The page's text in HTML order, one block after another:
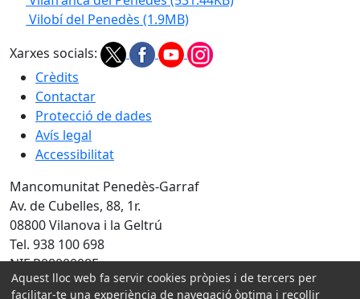
Vilobí del Penedès (1.9MB)
Xarxes socials:
Crèdits
Contactar
Protecció de dades
Avís legal
Accessibilitat
Mancomunitat Penedès-Garraf
Av. de Cubelles, 88, 1r.
08800 Vilanova i la Geltrú
Tel. 938 100 698
NIF P0800008E
Aquest lloc web fa servir cookies pròpies i de tercers per
facilitar-te una experiència de navegació òptima i recollir